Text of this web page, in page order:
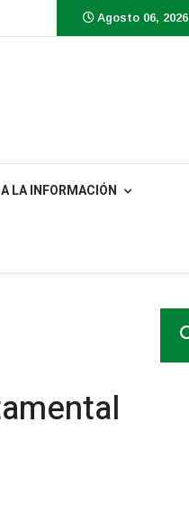
Agosto 06, 2026
LA INFORMACIÓN